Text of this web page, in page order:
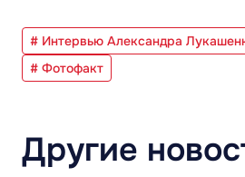
# Интервью Александра
# Фотофакт
Другие